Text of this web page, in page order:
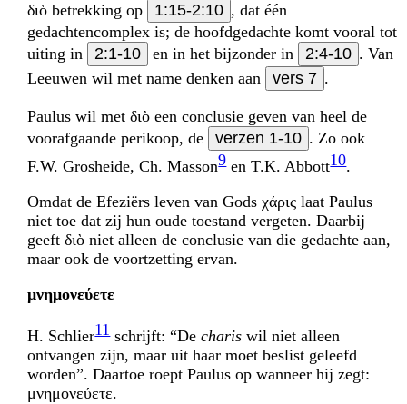
διὸ betrekking op
1:15-2:10 , dat één
gedachtencomplex is; de hoofd­gedachte komt vooral tot
uiting in
2:1-10 en in het bijzonder in 2:4-10 . Van
Leeuwen wil met name denken aan
vers 7 .
Paulus wil met διὸ een conclusie geven van heel de
voorafgaande perikoop, de
verzen 1-10 . Zo ook
F.W. Grosheide, Ch. Masson9en T.K. Abbott10.
Omdat de Efeziërs leven van Gods χάρις laat Paulus
niet toe dat zij hun oude toestand vergeten. Daarbij
geeft διὸ niet alleen de conclusie van die gedachte aan,
maar ook de voortzetting ervan.
μνημονεύετε
H. Schlier11schrijft: “Decharis wil niet alleen
ontvangen zijn, maar uit haar moet beslist geleefd
worden”. Daartoe roept Paulus op wanneer hij zegt:
μνημονεύετε.